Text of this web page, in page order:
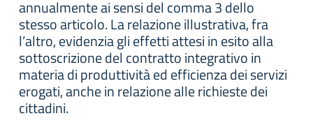
annualmente ai sensi del comma 3 dello
stesso articolo. La relazione illustrativa, fra
l’altro, evidenzia gli effetti attesi in esito alla
sottoscrizione del contratto integrativo in
materia di produttività ed efficienza dei servizi
erogati, anche in relazione alle richieste dei
cittadini.